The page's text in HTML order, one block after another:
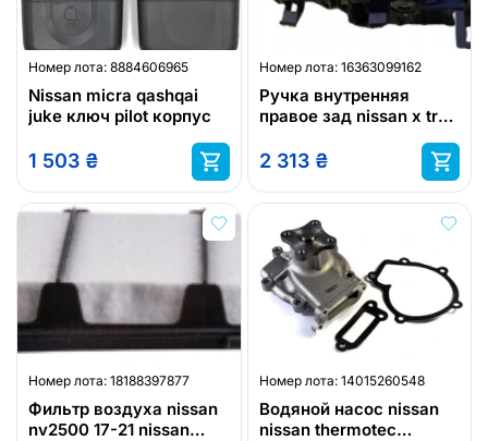
Номер лота: 8884606965
Nissan micra qashqai
juke ключ pilot корпус
1 503 ₴
Номер лота: 16363099162
Ручка внутренняя
правое зад nissan x trail
2 313 ₴
Номер лота: 18188397877
Фильтр воздуха nissan
nv2500 17-21 nissan
Номер лота: 14015260548
Водяной насос nissan
nissan thermotec